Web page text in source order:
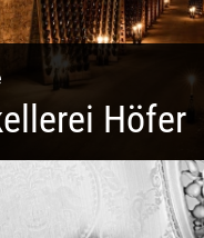
Höfer
| Tiefe Keller | Coole